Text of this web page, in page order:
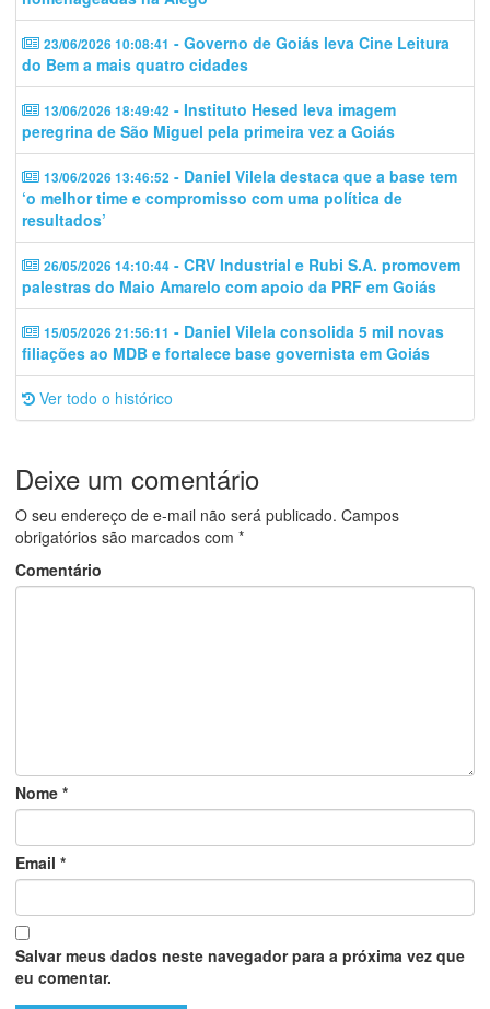
23/06/2026 10:08:41 - Governo de Goiás leva Cine Leitura
do Bem a mais quatro cidades
13/06/2026 18:49:42 - Instituto Hesed leva imagem
peregrina de São Miguel pela primeira vez a Goiás
13/06/2026 13:46:52 - Daniel Vilela destaca que a base tem
‘o melhor time e compromisso com uma política de
resultados’
26/05/2026 14:10:44 - CRV Industrial e Rubi S.A. promovem
palestras do Maio Amarelo com apoio da PRF em Goiás
15/05/2026 21:56:11 - Daniel Vilela consolida 5 mil novas
filiações ao MDB e fortalece base governista em Goiás
Ver todo o histórico
Deixe um comentário
O seu endereço de e-mail não será publicado. Campos
obrigatórios são marcados com *
Comentário
Nome *
Email *
Salvar meus dados neste navegador para a próxima vez que
eu comentar.